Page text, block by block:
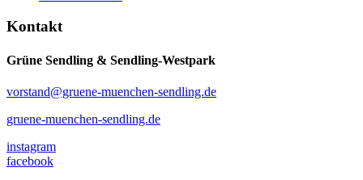
Kontakt
Grüne Sendling & Sendling-Westpark
vorstand@gruene-muenchen-sendling.de
gruene-muenchen-sendling.de
instagram
facebook